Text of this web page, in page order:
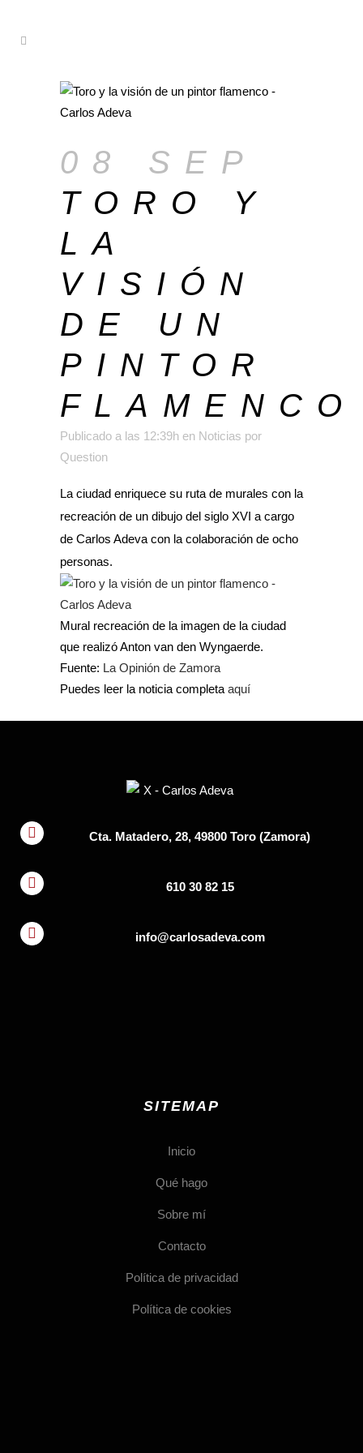
08 SEP
TORO Y
LA
VISIÓN
DE UN
PINTOR
FLAMENCO
Publicado a las 12:39h en Noticias por
Question
La ciudad enriquece su ruta de murales con la
recreación de un dibujo del siglo XVI a cargo
de Carlos Adeva con la colaboración de ocho
personas.
Mural recreación de la imagen de la ciudad
que realizó Anton van den Wyngaerde.
Fuente: La Opinión de Zamora
Puedes leer la noticia completa aquí
Cta. Matadero, 28, 49800 Toro (Zamora)
610 30 82 15
info@carlosadeva.com
SITEMAP
Inicio
Qué hago
Sobre mí
Contacto
Política de privacidad
Política de cookies